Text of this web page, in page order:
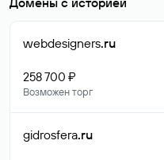
webdesigners.ru
258 700 ₽
Возможен торг
gidrosfera.ru